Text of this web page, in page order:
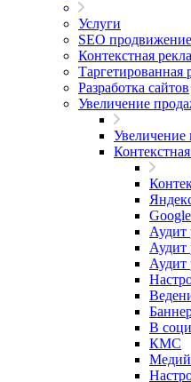
Услуги
SEO продвижение
Контекстная
Таргетированная
Разработка сайтов
Увеличение
Увеличение
Аудит
Аудит
Аудит
В
КМС